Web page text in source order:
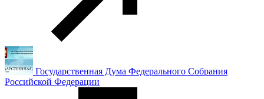
Государственная Дума Федерального Собрания
Российской Федерации